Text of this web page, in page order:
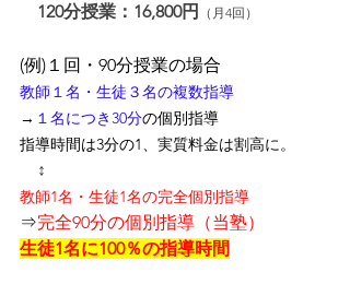
120分授業：16,800円 （月4回）
(例)１回・90分授業の場合
教師１名・生徒３名の複数指導
→ １名につき30分の個別指導
指導時間は3分の1、 実質料金は割高に。
↕
教師1名・生徒1名の完全個別指導
⇒完全90分の個別指導（当塾）
生徒1名に100％の指導時間